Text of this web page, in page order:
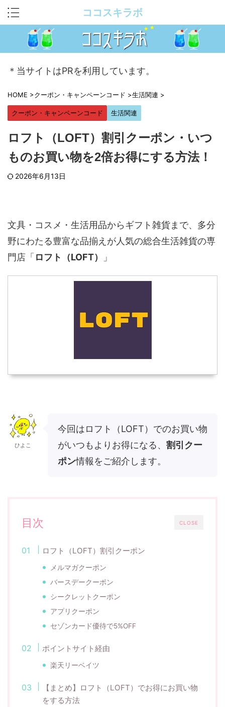
ココスキラボ
＊当サイトはPRを利用しています。
HOME >クーポン・キャンペーンコード >生活関連 >
クーポン・キャンペーンコード 生活関連
ロフト（LOFT）割引クーポン・いつ
ものお買い物を2倍お得にする方法！
2026年6月13日
文具・コスメ・生活用品からギフト雑貨まで、多分
野にわたる豊富な品揃えが人気の総合生活雑貨の専
門店「ロフト（LOFT） 」
ひよこ
今回はロフト（LOFT）でのお買い物
がいつもよりお得になる、 割引クー
ポン情報をご紹介します。
CLOSE
目次
ロフト（LOFT）割引クーポン
メルマガクーポン
バースデークーポン
シークレットクーポン
アプリクーポン
セゾンカード優待で5%OFF
ポイントサイト経由
楽天リーベイツ
【まとめ】ロフト（LOFT）でお得にお買い物
をする方法